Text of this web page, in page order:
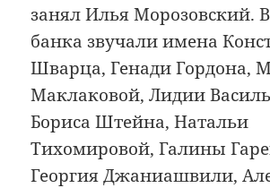
занял Илья Морозовский.
банка звучали имена
Шварца, Генади Гордона,
Маклаковой, Лидии
Бориса Штейна, Натальи
Тихомировой, Галины
Георгия Джаниашвили,